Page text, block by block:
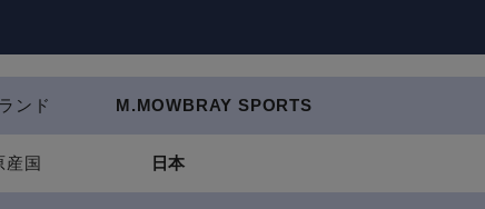
ンド M.MOWBRAY SPORTS
産国 日本